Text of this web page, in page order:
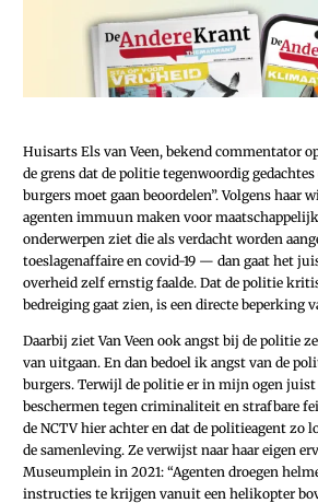
Huisarts Els van Veen, bekend commentator
de grens dat de politie tegenwoordig
burgers moet gaan beoordelen”. Volgens haar
agenten immuun maken voor
onderwerpen ziet die als verdacht worden
toeslagenaffaire en ­covid-­­19 — dan gaat het
overheid zelf ernstig faalde. Dat de politie
bedreiging gaat zien, is een directe beperking
Daarbij ziet Van Veen ook angst bij de politie
van uitgaan. En dan bedoel ik angst van de
burgers. Terwijl de politie er in mijn ogen
beschermen tegen criminaliteit en strafbare
de NCTV hier achter en dat de politieagent zo
de samenleving. Ze verwijst naar haar eigen
Museumplein in 2021: “Agenten droegen
instructies te krijgen vanuit een helikopter